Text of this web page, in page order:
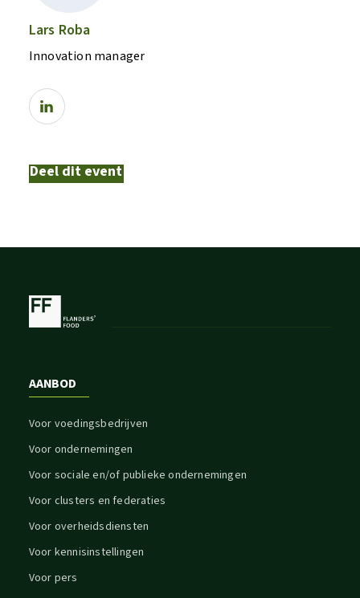
Lars Roba
Innovation manager
Deel dit event
AANBOD
Voor voedingsbedrijven
Voor ondernemingen
Voor sociale en/of publieke ondernemingen
Voor clusters en federaties
Voor overheidsdiensten
Voor kennisinstellingen
Voor pers